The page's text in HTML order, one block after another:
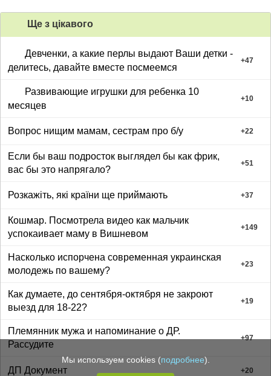
Ще з цiкавого
Девченки, а какие перлы выдают Ваши детки -
делитесь, давайте вместе посмеемся
+47
Развивающие игрушки для ребенка 10
месяцев
+10
Вопрос нищим мамам, сестрам про б/у +22
Если бы ваш подросток выглядел бы как фрик,
вас бы это напрягало?
+51
Розкажіть, які країни ще приймають +37
Кошмар. Посмотрела видео как мальчик
успокаивает маму в Вишневом
+149
Насколько испорчена современная украинская
молодежь по вашему?
+23
Как думаете, до сентября-октября не закроют
выезд для 18-22?
+19
Племянник мужа и напоминание о ДР.
Рассудите
+97
ДП Документ +20
Мы используем cookies (подробнее).